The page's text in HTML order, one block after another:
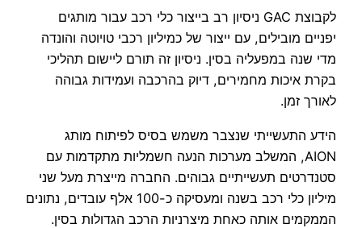
לקבוצת GAC ניסיון רב בייצור כלי רכב עבור מותגים
יפניים מובילים, עם ייצור של כמיליון רכבי טויוטה והונדה
מדי שנה במפעליה בסין. ניסיון זה תורם ליישום תהליכי
בקרת איכות מחמירים, דיוק בהרכבה ועמידות גבוהה
לאורך זמן.
הידע התעשייתי שנצבר משמש בסיס לפיתוח מותג
AION, המשלב מערכות הנעה חשמליות מתקדמות עם
סטנדרטים תעשייתיים גבוהים. החברה מייצרת מעל שני
מיליון כלי רכב בשנה ומעסיקה כ-100 אלף עובדים, נתונים
הממקמים אותה כאחת מיצרניות הרכב הגדולות בסין.